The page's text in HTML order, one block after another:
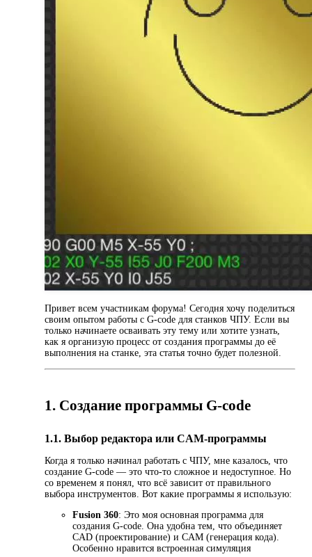
Привет всем участникам форума! Сегодня хочу поделиться
своим опытом работы с G-code для станков ЧПУ. Если вы
только начинаете осваивать эту тему или хотите узнать,
как я организую процесс от создания программы до её
выполнения на станке, эта статья точно будет полезной.
1. Создание программы G-code
1.1. Выбор редактора или CAM-программы
Когда я только начинал работать с ЧПУ, мне казалось, что
создание G-code — это что-то сложное и недоступное. Но
со временем я понял, что всё зависит от правильного
выбора инструментов. Вот какие программы я использую:
Fusion 360: Это моя основная программа для
создания G-code. Она удобна тем, что объединяет
CAD (проектирование) и CAM (генерация кода).
Особенно нравится встроенная симуляция